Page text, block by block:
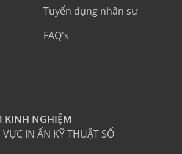
Tuyển dụng nhân sự
FAQ's
KINH NGHIỆM
VỰC IN ẤN KỸ THUẬT SỐ